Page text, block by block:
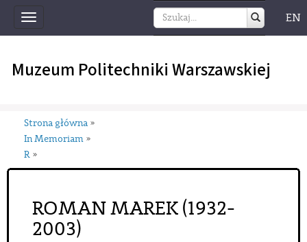
Toggle
navigation
EN
Muzeum Politechniki Warszawskiej
Strona główna »
In Memoriam »
R »
ROMAN MAREK (1932-
2003)